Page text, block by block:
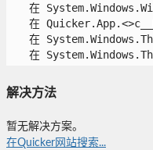
在
在
在
在
解决方法
暂无解决方案。
在Quicker网站搜索...